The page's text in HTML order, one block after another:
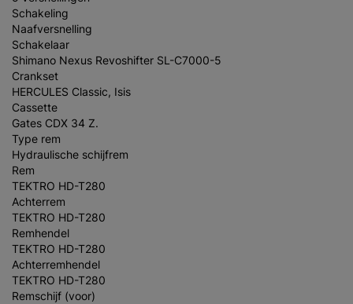
Schakeling
Naafversnelling
Schakelaar
Shimano Nexus Revoshifter SL-C7000-5
Crankset
HERCULES Classic, Isis
Cassette
Gates CDX 34 Z.
Type rem
Hydraulische schijfrem
Rem
TEKTRO HD-T280
Achterrem
TEKTRO HD-T280
Remhendel
TEKTRO HD-T280
Achterremhendel
TEKTRO HD-T280
Remschijf (voor)